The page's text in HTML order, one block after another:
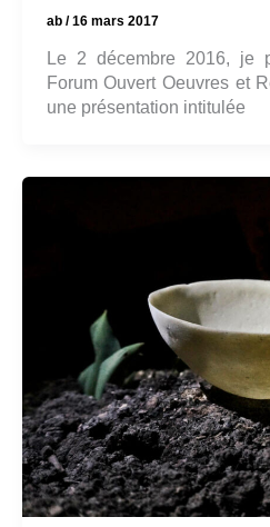
ab /16 mars 2017
Le 2 décembre 2016, je
Forum Ouvert Oeuvres et
une présentation intitulée